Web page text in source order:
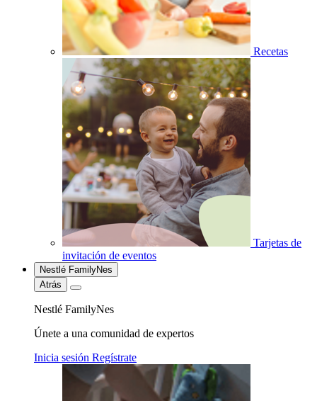
Recetas
Tarjetas de
invitación de eventos
Nestlé FamilyNes
Atrás
Nestlé FamilyNes
Únete a una comunidad de expertos
Inicia sesión Regístrate